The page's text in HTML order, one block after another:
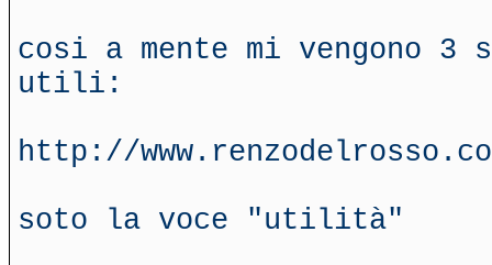
cosi a mente mi vengono
utili:
http://
soto la voce "utilità"